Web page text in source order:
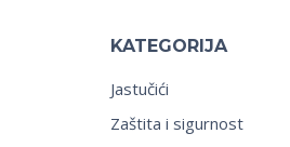
KATEGORIJA
Jastučići
Zaštita i sigurnost